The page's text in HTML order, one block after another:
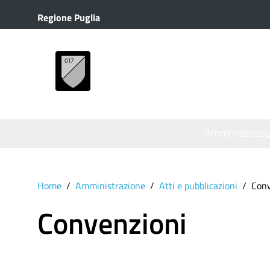
Regione Puglia
Home Amministrazione Atti e pubblicazioni
Convenzioni